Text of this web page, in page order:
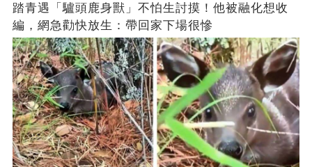
踏青遇「驢頭鹿身獸」不怕生討摸！他被融化想收
編，網急勸快放生：帶回家下場很慘